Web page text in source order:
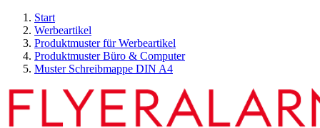
Start
Werbeartikel
Produktmuster für Werbeartikel
Produktmuster Büro & Computer
Muster Schreibmappe DIN A4